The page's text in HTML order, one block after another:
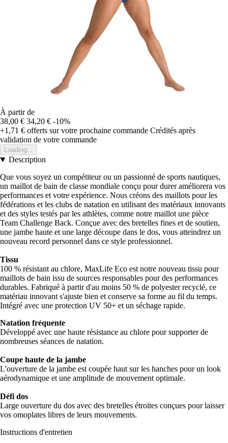
À partir de
38,00 € 34,20 € -10%
+1,71 € offerts sur votre prochaine commande Crédités après
validation de votre commande
Loading...
Description
Que vous soyez un compétiteur ou un passionné de sports nautiques,
un maillot de bain de classe mondiale conçu pour durer améliorera vos
performances et votre expérience. Nous créons des maillots pour les
fédérations et les clubs de natation en utilisant des matériaux innovants
et des styles testés par les athlètes, comme notre maillot une pièce
Team Challenge Back. Conçue avec des bretelles fines et de soutien,
une jambe haute et une large découpe dans le dos, vous atteindrez un
nouveau record personnel dans ce style professionnel.
Tissu
100 % résistant au chlore, MaxLife Eco est notre nouveau tissu pour
maillots de bain issu de sources responsables pour des performances
durables. Fabriqué à partir d'au moins 50 % de polyester recyclé, ce
matériau innovant s'ajuste bien et conserve sa forme au fil du temps.
Intégré avec une protection UV 50+ et un séchage rapide.
Natation fréquente
Développé avec une haute résistance au chlore pour supporter de
nombreuses séances de natation.
Coupe haute de la jambe
L'ouverture de la jambe est coupée haut sur les hanches pour un look
aérodynamique et une amplitude de mouvement optimale.
Défi dos
Large ouverture du dos avec des bretelles étroites conçues pour laisser
vos omoplates libres de leurs mouvements.
Instructions d'entretien